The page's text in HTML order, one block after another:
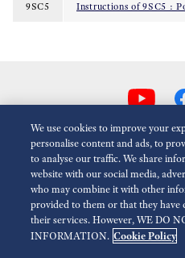
9SC5 Instructions of 9SC5 :
Para a imprensa Termos de
Política de cookies
We use cookies to improve your
personalise content and ads, to
to analyse our traffic. We share
website with our social media,
who may combine it with other
provided to them or that they
their services. However, WE DO
INFORMATION. Cookie Policy